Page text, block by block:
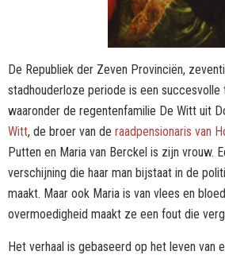
De Republiek der Zeven Provinciën,
stadhouderloze periode is een
waaronder de regentenfamilie De Witt uit
Witt, de broer van de raadpensionaris van
Putten en Maria van Berckel is zijn vrouw.
verschijning die haar man bijstaat in de
maakt. Maar ook Maria is van vlees en
overmoedigheid maakt ze een fout die
Het verhaal is gebaseerd op het leven van